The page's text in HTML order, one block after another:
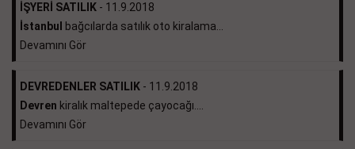
İŞYERİ SATILIK - 11.9.2018
İstanbul
bağcılarda satılık oto kiralama...
Devamını Gör
DEVREDENLER SATILIK - 11.9.2018
Devren kiralık maltepede çayocağı....
Devamını Gör